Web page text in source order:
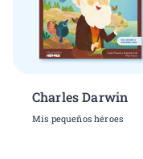
Charles Darwin
Mis pequeños héroes